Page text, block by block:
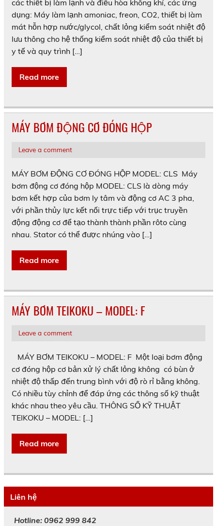
các thiết bị làm lạnh và điều hòa không khí, các ứng
dụng: Máy làm lạnh amoniac, freon, CO2, thiết bị làm
mát hỗn hợp nước/glycol, chất lỏng kiểm soát nhiệt độ
lưu thông cho hệ thống kiểm soát nhiệt độ của thiết bị
y tế và quy trình […]
Read more
MÁY BƠM ĐỘNG CƠ ĐÓNG HỘP
Leave a comment
MÁY BƠM ĐỘNG CƠ ĐÓNG HỘP MODEL: CLS Máy
bơm động cơ đóng hộp MODEL: CLS là dòng máy
bơm kết hợp của bơm ly tâm và động cơ AC 3 pha,
với phần thủy lực kết nối trực tiếp với trục truyền
động động cơ để tạo thành thành phần rôto cùng
nhau. Stator có thể được nhúng vào […]
Read more
MÁY BƠM TEIKOKU – MODEL: F
Leave a comment
MÁY BƠM TEIKOKU – MODEL: F Một loại bơm động
cơ đóng hộp cơ bản xử lý chất lỏng không có bùn ở
nhiệt độ thấp đến trung bình với độ rò rỉ bằng không.
Có nhiều tùy chỉnh để đáp ứng các thông số kỹ thuật
khác nhau theo yêu cầu. THÔNG SỐ KỸ THUẬT
TEIKOKU – MODEL: […]
Read more
Liên hệ
Hotline: 0962 999 842